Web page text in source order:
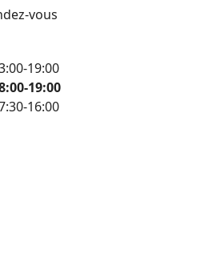
vous
19:00
19:00
16:00